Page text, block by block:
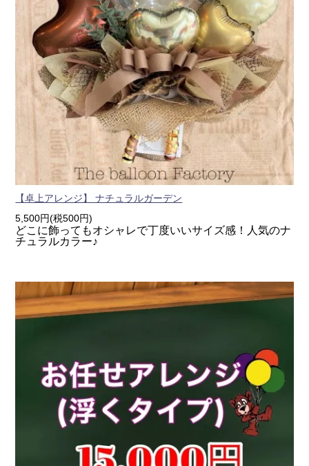
【卓上アレンジ】 ナチュラルガーデン
5,500円(税500円)
どこに飾ってもオシャレで丁度いいサイズ感！人気のナ
チュラルカラー♪